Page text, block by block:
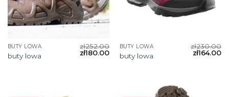
BUTY LOWA
buty lowa
zł252.00
zł180.00
BUTY LOWA
buty lowa
zł230.00
zł164.00